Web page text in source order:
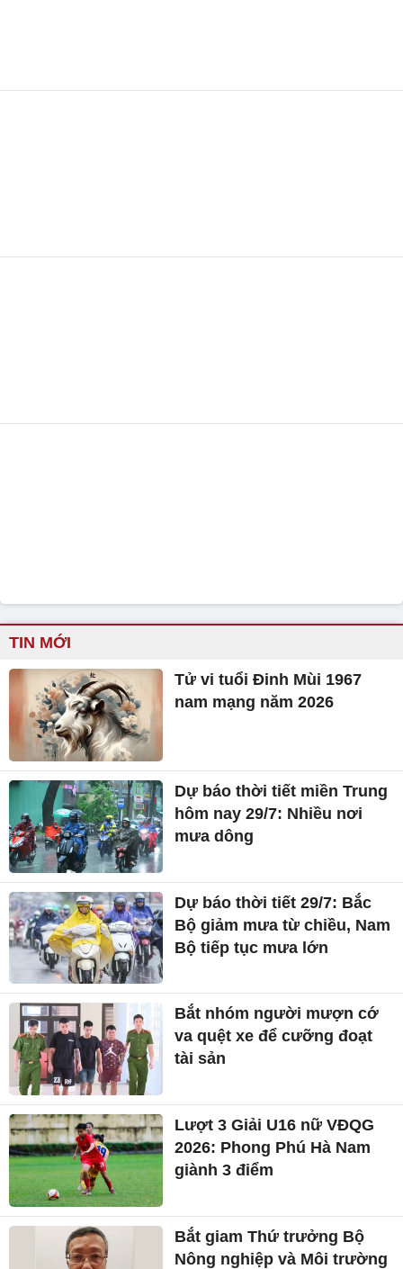
TIN MỚI
Tử vi tuổi Đinh Mùi 1967
nam mạng năm 2026
Dự báo thời tiết miền Trung
hôm nay 29/7: Nhiều nơi
mưa dông
Dự báo thời tiết 29/7: Bắc
Bộ giảm mưa từ chiều, Nam
Bộ tiếp tục mưa lớn
Bắt nhóm người mượn cớ
va quệt xe để cưỡng đoạt
tài sản
Lượt 3 Giải U16 nữ VĐQG
2026: Phong Phú Hà Nam
giành 3 điểm
Bắt giam Thứ trưởng Bộ
Nông nghiệp và Môi trường